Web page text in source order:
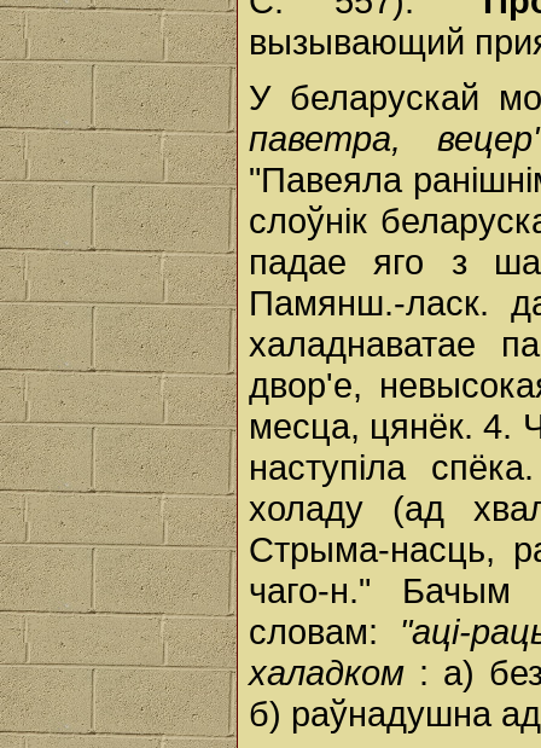
вызывающий
У беларускай
паветра,
"Павеяла
слоўнік
падае яго з
Памянш.-ласк.
халаднаватае
двор'е,
месца, цянёк. 4.
наступіла
холаду (ад
Стрыма-насць,
чаго-н." Бачым
словам: "аці-
халадком : а)
б) раўнадушна